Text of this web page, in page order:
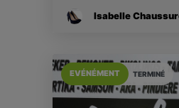
Isabelle
TERMINÉ
EVÉNÉMENT